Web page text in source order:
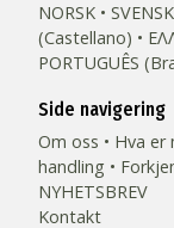
NORSK
(Castellano)
PORTUGUÊS
Side navigering
Om oss
Hva er
handling
NYHETSBREV
Kontakt